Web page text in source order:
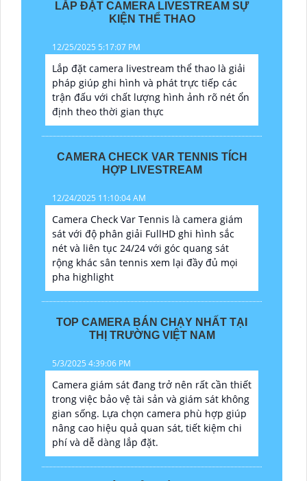
LẮP ĐẶT CAMERA LIVESTREAM SỰ
KIỆN THỂ THAO
12/25/2025 5:17:07 PM
Lắp đặt camera livestream thể thao là giải
pháp giúp ghi hình và phát trực tiếp các
trận đấu với chất lượng hình ảnh rõ nét ổn
định theo thời gian thực
CAMERA CHECK VAR TENNIS TÍCH
HỢP LIVESTREAM
12/24/2025 11:10:04 AM
Camera Check Var Tennis là camera giám
sát với độ phân giải FullHD ghi hình sắc
nét và liên tục 24/24 với góc quang sát
rộng khác sân tennis xem lại đầy đủ mọi
pha highlight
TOP CAMERA BÁN CHẠY NHẤT TẠI
THỊ TRƯỜNG VIỆT NAM
5/3/2025 4:39:06 PM
Camera giám sát đang trở nên rất cần thiết
trong việc bảo vệ tài sản và giám sát không
gian sống. Lựa chọn camera phù hợp giúp
nâng cao hiệu quả quan sát, tiết kiệm chi
phí và dễ dàng lắp đặt.